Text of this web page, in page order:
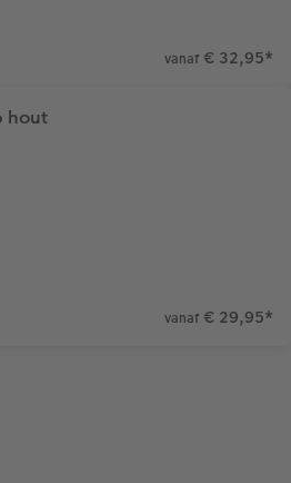
vanaf € 32,95*
hout
vanaf € 29,95*